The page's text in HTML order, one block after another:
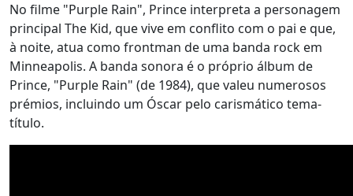
No filme "Purple Rain", Prince interpreta a personagem
principal The Kid, que vive em conflito com o pai e que,
à noite, atua como frontman de uma banda rock em
Minneapolis. A banda sonora é o próprio álbum de
Prince, "Purple Rain" (de 1984), que valeu numerosos
prémios, incluindo um Óscar pelo carismático tema-
título.